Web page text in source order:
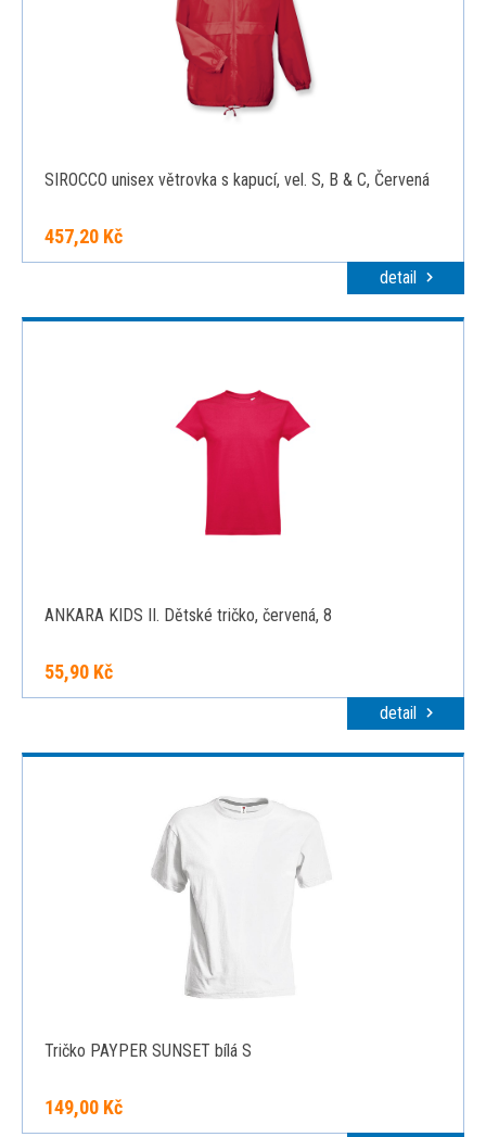
SIROCCO unisex větrovka s kapucí, vel. S, B & C, Červená
457,20 Kč
detail
ANKARA KIDS II. Dětské tričko, červená, 8
55,90 Kč
detail
Tričko PAYPER SUNSET bílá S
149,00 Kč